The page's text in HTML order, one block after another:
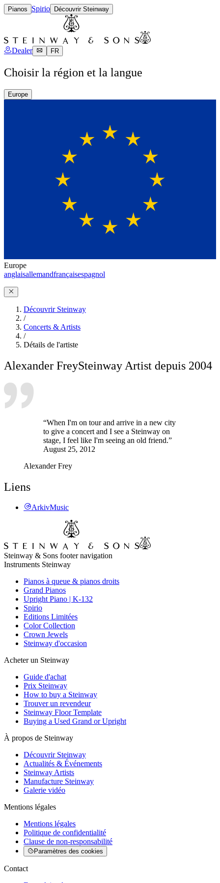
Pianos Spirio Découvrir Steinway
Dealer FR
Choisir la région et la langue
Europe
Europe
anglaisallemandfrançaisespagnol
Découvrir Steinway
/
Concerts & Artists
/
Détails de l'artiste
Alexander FreySteinway Artist depuis 2004
“When I'm on tour and arrive in a new city
to give a concert and I see a Steinway on
stage, I feel like I'm seeing an old friend.”
August 25, 2012
Alexander Frey
Liens
ArkivMusic
Steinway & Sons footer navigation
Instruments Steinway
Pianos à queue & pianos droits
Grand Pianos
Upright Piano | K-132
Spirio
Editions Limitées
Color Collection
Crown Jewels
Steinway d'occasion
Acheter un Steinway
Guide d'achat
Prix Steinway
How to buy a Steinway
Trouver un revendeur
Steinway Floor Template
Buying a Used Grand or Upright
À propos de Steinway
Découvrir Steinway
Actualités & Événements
Steinway Artists
Manufacture Steinway
Galerie vidéo
Mentions légales
Mentions légales
Politique de confidentialité
Clause de non-responsabilité
Paramètres des cookies
Contact